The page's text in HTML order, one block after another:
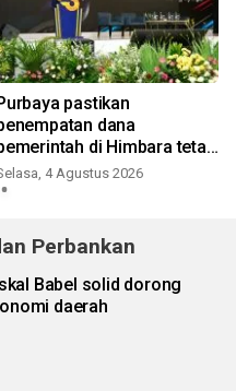
pastikan
dana
di Himbara tetap
4 Agustus 2026
Perbankan
Babel solid dorong
daerah